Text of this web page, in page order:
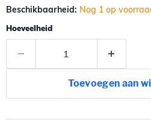
Beschikbaarheid: Nog 1 op
Hoeveelheid
Toevoegen aan